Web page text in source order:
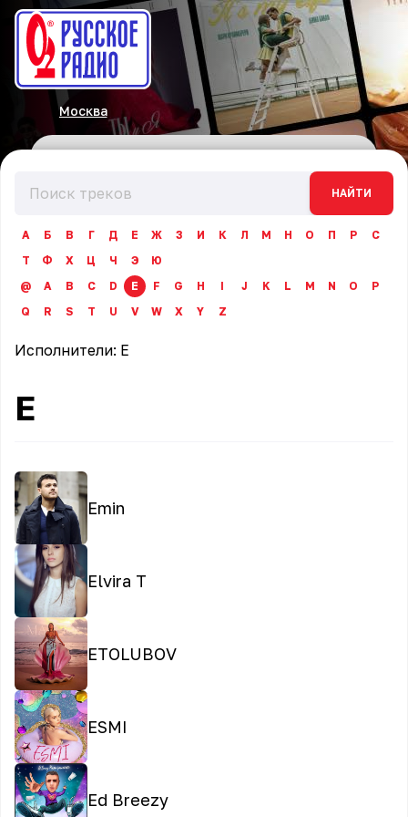
Москва
НАЙТИ
А Б В Г Д Е Ж З И К Л М Н О П Р
С
Т
Ф Х Ц Ч Э
Ю
@
A B C D E F G H I J K L M N O
P
Q
R S T U V W X Y Z
Исполнители: E
E
Emin
Elvira T
ETOLUBOV
ESMI
Ed Breezy